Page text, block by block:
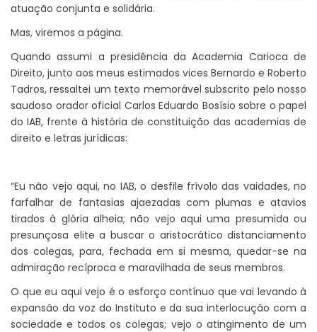
atuação conjunta e solidária.
Mas, viremos a página.
Quando assumi a presidência da Academia Carioca de
Direito, junto aos meus estimados vices Bernardo e Roberto
Tadros, ressaltei um texto memorável subscrito pelo nosso
saudoso orador oficial Carlos Eduardo Bosísio sobre o papel
do IAB, frente à história de constituição das academias de
direito e letras jurídicas:
“Eu não vejo aqui, no IAB, o desfile frívolo das vaidades, no
farfalhar de fantasias ajaezadas com plumas e atavios
tirados à glória alheia; não vejo aqui uma presumida ou
presunçosa elite a buscar o aristocrático distanciamento
dos colegas, para, fechada em si mesma, quedar-se na
admiração recíproca e maravilhada de seus membros.
O que eu aqui vejo é o esforço contínuo que vai levando à
expansão da voz do Instituto e da sua interlocução com a
sociedade e todos os colegas; vejo o atingimento de um